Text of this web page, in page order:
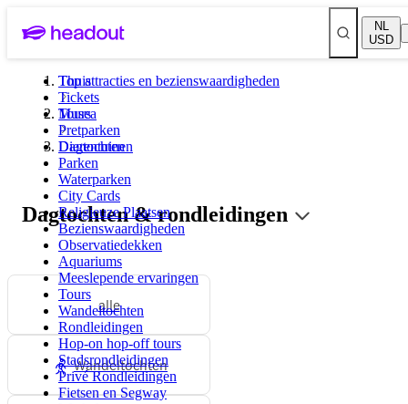
NL
USD
Top attracties en bezienswaardigheden
Tickets
Musea
Pretparken
Dierentuinen
Parken
Waterparken
City Cards
Religieuze Plaatsen
Bezienswaardigheden
Observatiedekken
Aquariums
Meeslepende ervaringen
Tours
Wandeltochten
Rondleidingen
Hop-on hop-off tours
Stadsrondleidingen
Privé Rondleidingen
Fietsen en Segway
Thuis
Tours
Dagtochten
Dagtochten & rondleidingen
alle
Wandeltochten